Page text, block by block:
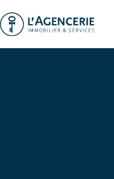
au
contenu